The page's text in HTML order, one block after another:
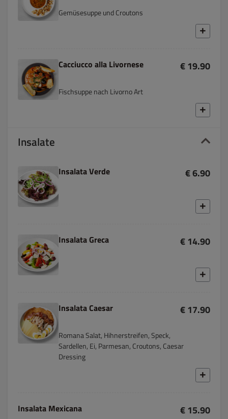
Gemüsesuppe und Croutons
Cacciucco alla Livornese € 19.90
Fischsuppe nach Livorno Art
Insalate
Insalata Verde € 6.90
Insalata Greca € 14.90
Insalata Caesar € 17.90
Romana Salat, Hihnerstreifen, Speck,
Sardellen, Ei, Parmesan, Croutons, Caesar
Dressing
Insalata Mexicana € 15.90